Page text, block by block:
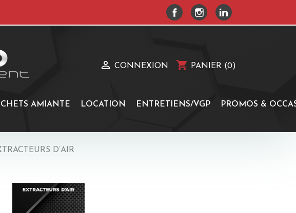
FACEBOOKINSTAGRAM
LINKEDIN
shopping_cart PANIER (0)
 CONNEXION
AMIANTE LOCATION ENTRETIENS/VGP PROMOS &
D’AIR